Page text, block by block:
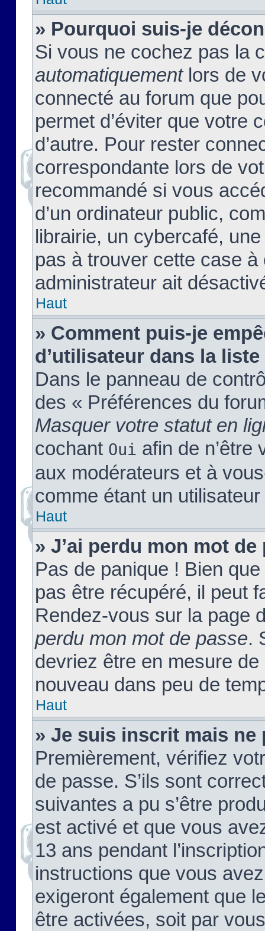
» Pourquoi suis-je
Si vous ne cochez pas la
automatiquementlors de
connecté au forum que
permet d’éviter que votre
d’autre. Pour rester
correspondante lors de
recommandé si vous
d’un ordinateur public,
librairie, un cybercafé,
pas à trouver cette case à
administrateur ait
Haut
» Comment puis-je
d’utilisateur dans la
Dans le panneau de
des « Préférences du
Masquer votre statut en
cochant Oui afin de n’être
aux modérateurs et à
comme étant un
Haut
» J’ai perdu mon mot de
Pas de panique ! Bien
pas être récupéré, il peut
Rendez-vous sur la page
perdu mon mot de passe.
devriez être en mesure
nouveau dans peu de
Haut
» Je suis inscrit mais ne
Premièrement, vérifiez
de passe. S’ils sont
suivantes a pu s’être
est activé et que vous
13 ans pendant
instructions que vous
exigeront également que
être activées, soit par